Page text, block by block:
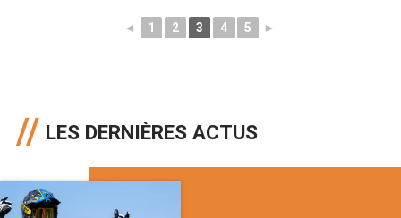
◄ 1 2 3 4 5 ►
LES DERNIÈRES ACTUS